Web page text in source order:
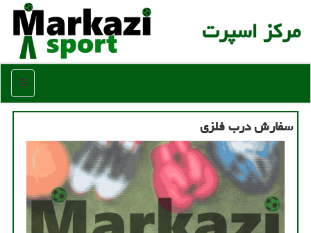
مركز اسپرت
منو
سفارش درب فلزی